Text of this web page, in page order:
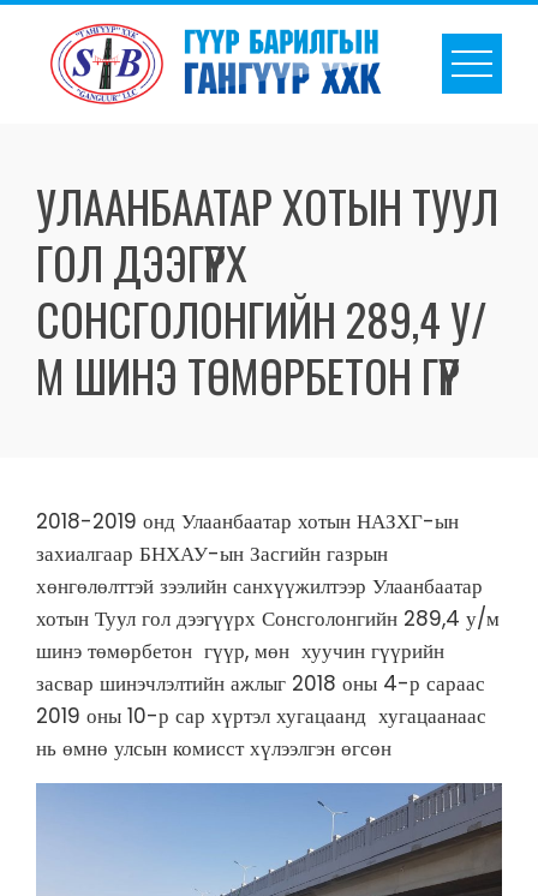
УЛААНБААТАР ХОТЫН ТУУЛ
ГОЛ ДЭЭГҮҮРХ
СОНСГОЛОНГИЙН 289,4 У/
М ШИНЭ ТӨМӨРБЕТОН ГҮҮР
2018-2019 онд Улаанбаатар хотын НАЗХГ-ын
захиалгаар БНХАУ-ын Засгийн газрын
хөнгөлөлттэй зээлийн санхүүжилтээр Улаанбаатар
хотын Туул гол дээгүүрх Сонсголонгийн 289,4 у/м
шинэ төмөрбетон гүүр, мөн хуучин гүүрийн
засвар шинэчлэлтийн ажлыг 2018 оны 4-р сараас
2019 оны 10-р сар хүртэл хугацаанд хугацаанаас
нь өмнө улсын комисст хүлээлгэн өгсөн